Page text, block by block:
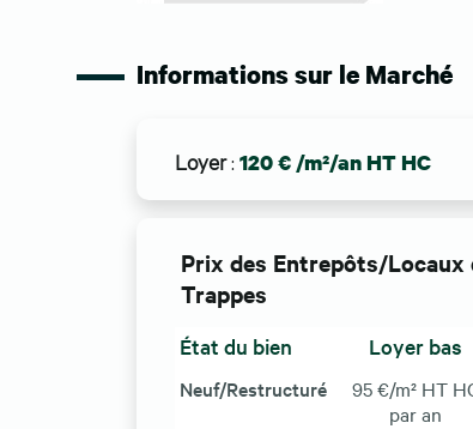
Informations sur le Marché
Loyer: 120 € /m²/an HT HC
Prix des Entrepôts/
Trappes
État du bien Loyer bas
Neuf/Restructuré
95 €/m² HT
par an